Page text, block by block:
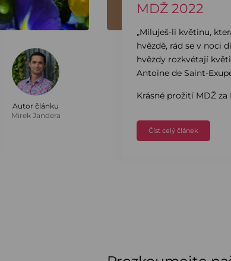
Autor článku
Mirek Jandera
MDŽ 2022
„Miluješ-li květinu,
hvězdě, rád se v noci
hvězdy rozkvétají
Antoine de Saint-
Krásné prožití MDŽ
Číst celý článek